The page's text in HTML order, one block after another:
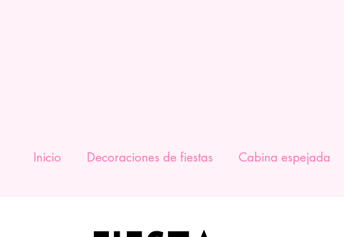
Inicio Decoraciones de fiestas Cabina espejada